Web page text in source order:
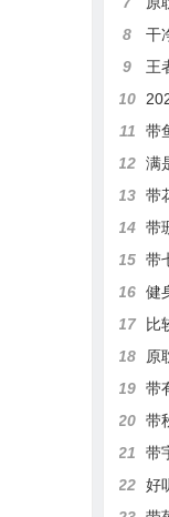
8
干
9
王
10
11
带
12 满
13 带
14 带
15 带
16 健
17
比
18
原
19 带
20 带
21
带
22 好